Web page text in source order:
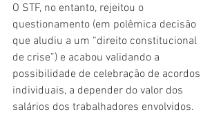
O STF, no entanto, rejeitou o
questionamento (em polêmica decisão
que aludiu a um “direito constitucional
de crise”) e acabou validando a
possibilidade de celebração de acordos
individuais, a depender do valor dos
salários dos trabalhadores envolvidos.